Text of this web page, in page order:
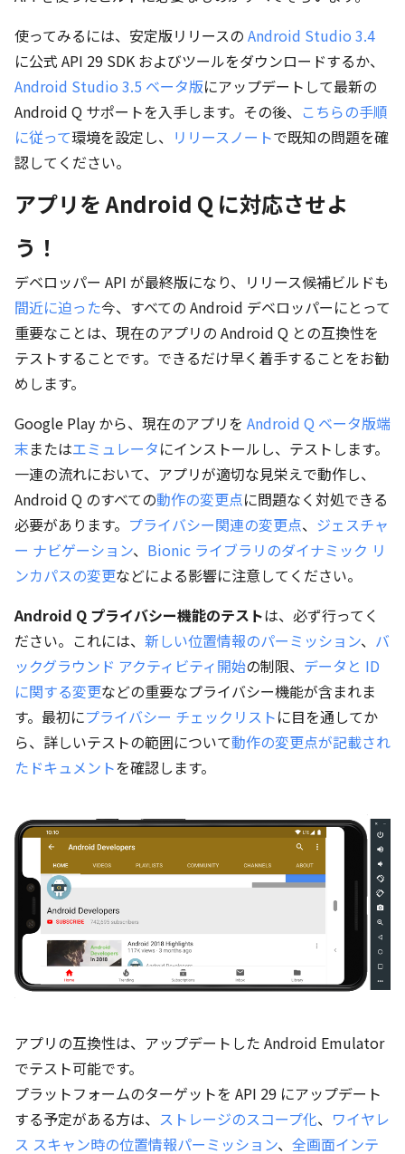
使ってみるには、安定版リリースの Android Studio 3.4
に公式 API 29 SDK およびツールをダウンロードするか、
Android Studio 3.5 ベータ版にアップデートして最新の
Android Q サポートを入手します。その後、 こちらの手順
に従って環境を設定し、 リリースノートで既知の問題を確
認してください。
アプリを Android Q に対応させよ
う！
デベロッパー API が最終版になり、リリース候補ビルドも
間近に迫った今、すべての Android デベロッパーにとって
重要なことは、現在のアプリの Android Q との互換性を
テストすることです。できるだけ早く着手することをお勧
めします。
Google Play から、現在のアプリを Android Q ベータ版端
末またはエミュレータにインストールし、テストします。
一連の流れにおいて、アプリが適切な見栄えで動作し、
Android Q のすべての動作の変更点に問題なく対処できる
必要があります。 プライバシー関連の変更点、 ジェスチャ
ー ナビゲーション、 Bionic ライブラリのダイナミック リ
ンカパスの変更などによる影響に注意してください。
Android Q プライバシー機能のテストは、必ず行ってく
ださい。これには、 新しい位置情報のパーミッション、 バ
ックグラウンド アクティビティ開始の制限、 データと ID
に関する変更などの重要なプライバシー機能が含まれま
す。最初にプライバシー チェックリストに目を通してか
ら、詳しいテストの範囲について動作の変更点が記載され
たドキュメントを確認します。
アプリの互換性は、アップデートした Android Emulator
でテスト可能です。
プラットフォームのターゲットを API 29 にアップデート
する予定がある方は、 ストレージのスコープ化、 ワイヤレ
ス スキャン時の位置情報パーミッション、 全画面インテ